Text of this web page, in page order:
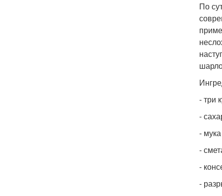
По
- три
-
-
-
-
-